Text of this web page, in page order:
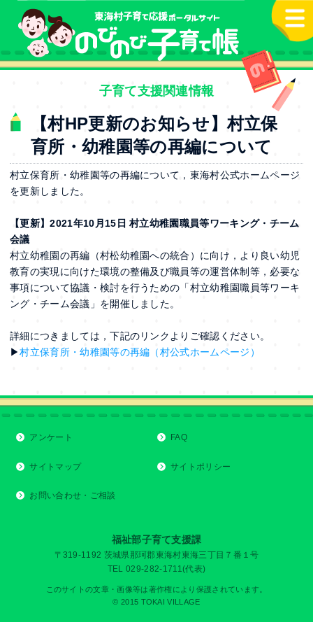
本文へ
子育て支援関連情報
【村HP更新のお知らせ】村立保
育所・幼稚園等の再編について
村立保育所・幼稚園等の再編について，東海村公式ホームページ
を更新しました。
【更新】2021年10 月15 日 村立幼稚園職員等ワーキング・チーム
会議
村立幼稚園の再編（村松幼稚園への統合）に向け，より良い幼児
教育の実現に向けた環境の整備及び職員等の運営体制等，必要な
事項について協議・検討を行うための「村立幼稚園職員等ワーキ
ング・チーム会議」を開催しました。
詳細につきましては，下記のリンクよりご確認ください。
▶村立保育所・幼稚園等の再編（村公式ホームページ）
アンケート FAQ
サイトマップ サイトポリシー
お問い合わせ・ご相談
福祉部子育て支援課
〒319-1192 茨城県那珂郡東海村東海三丁目７番１号
TEL 029-282-1711(代表)
このサイトの文章・画像等は著作権により保護されています。
© 2015 TOKAI VILLAGE